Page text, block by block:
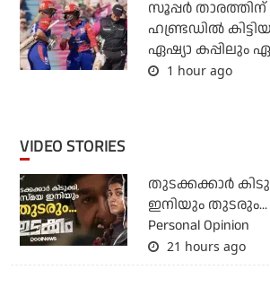
സൂപ്പര്‍ താരത്തിന്
ഹണ്ട്രഡില്‍ കിട്ടിയ
ഏഷ്യാ കപ്പിലും
1 hour ago
VIDEO STORIES
തുടക്കക്കാര്‍
ഇനിയും തുടരും... |
Personal Opinion
21 hours ago